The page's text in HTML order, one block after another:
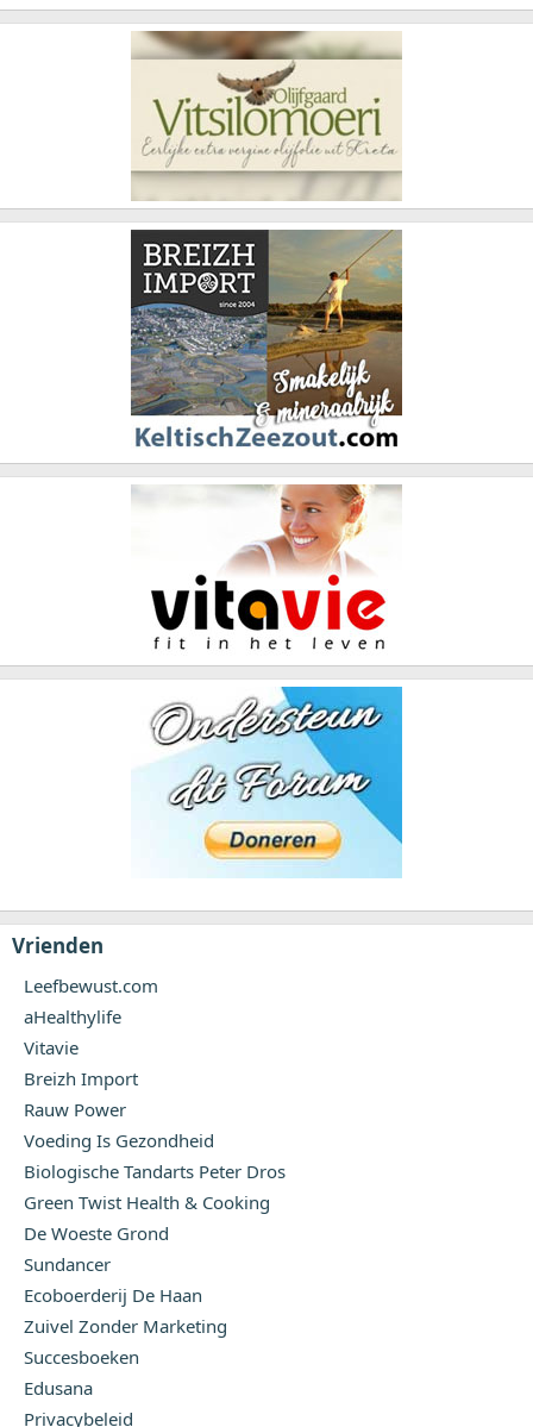
Vrienden
Leefbewust.com
aHealthylife
Vitavie
Breizh Import
Rauw Power
Voeding Is Gezondheid
Biologische Tandarts Peter Dros
Green Twist Health & Cooking
De Woeste Grond
Sundancer
Ecoboerderij De Haan
Zuivel Zonder Marketing
Succesboeken
Edusana
Privacybeleid